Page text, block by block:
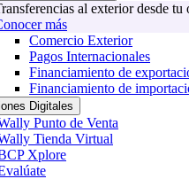
al exterior desde tu
más
Comercio Exterior
Pagos Internacionales
Financiamiento de
Financiamiento de
Digitales
Punto de Venta
Tienda Virtual
Xplore